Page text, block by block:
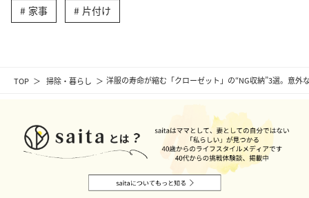
TOP 掃除・暮らし 洋服の寿命が縮む「クローゼット」の“NG収納”3選。意外
家事 片付け